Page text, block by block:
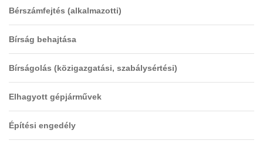
Bérszámfejtés (alkalmazotti)
Bírság behajtása
Bírságolás (közigazgatási, szabálysértési)
Elhagyott gépjárművek
Építési engedély